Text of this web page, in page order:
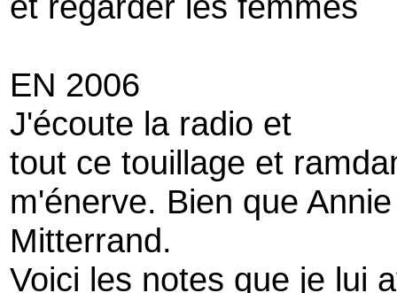
EN 2006
J'écoute la radio et
tout ce touillage et
m'énerve. Bien que
Mitterrand.
Voici les notes que je lui